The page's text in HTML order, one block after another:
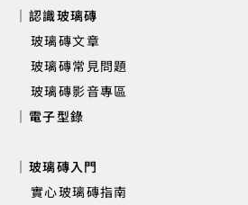
｜認識玻璃磚
玻璃磚文章
玻璃磚常見問題
玻璃磚影音專區
｜電子型錄
｜玻璃磚入門
實心玻璃磚指南